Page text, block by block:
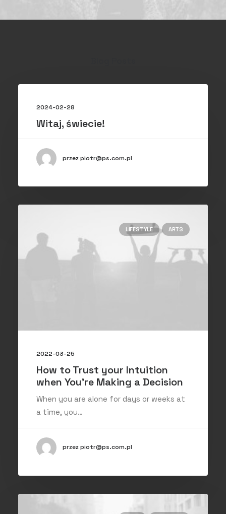
2024-02-28
Witaj, świecie!
przez piotr@ps.com.pl
LIFESTYLE ARTS
2022-03-25
How to Trust your Intuition
when You’re Making a Decision
When you are alone for days or weeks at
a time, you…
przez piotr@ps.com.pl